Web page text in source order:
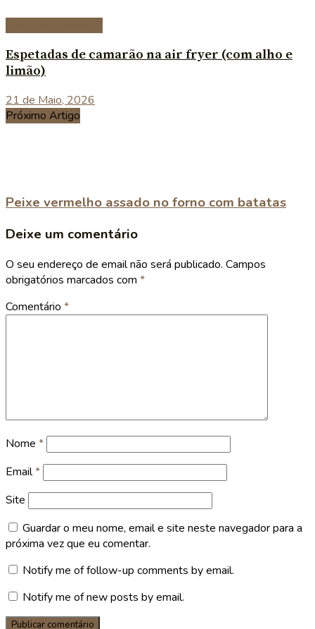
Espetadas de camarão na air fryer (com alho e
limão)
21 de Maio, 2026
Próximo Artigo
Peixe vermelho assado no forno com batatas
Deixe um comentário
O seu endereço de email não será publicado. Campos
obrigatórios marcados com *
Comentário *
Nome *
Email*
Site
Guardar o meu nome, email e site neste navegador para a
próxima vez que eu comentar.
Notify me of follow-up comments by email.
Notify me of new posts by email.